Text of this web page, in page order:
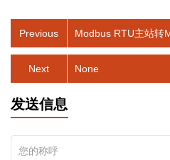
Previous Modbus RTU主站转
None
Next
发送信息